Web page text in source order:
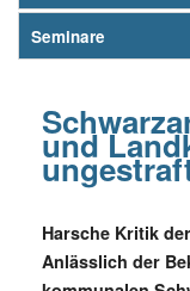
Seminare
und
Harsche Kritik
Anlässlich der